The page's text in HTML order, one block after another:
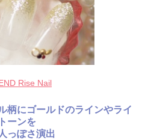
Rise Nail
柄にゴールドのラインやライ
ーンを
っぽさ演出